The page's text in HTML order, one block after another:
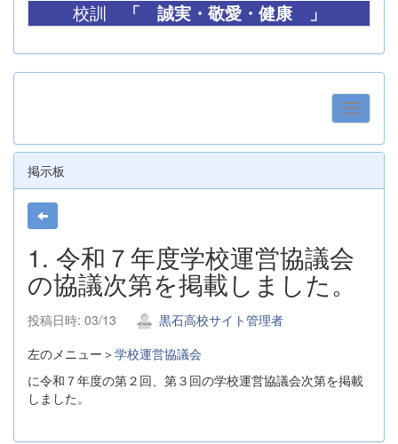
校訓 「 誠実・敬愛・健康 」
掲示板
1. 令和７年度学校運営協議会
の協議次第を掲載しました。
投稿日時: 03/13
黒石高校サイト管理者
左のメニュー＞学校運営協議会
に令和７年度の第２回、第３回の学校運営協議会次第を掲載
しました。